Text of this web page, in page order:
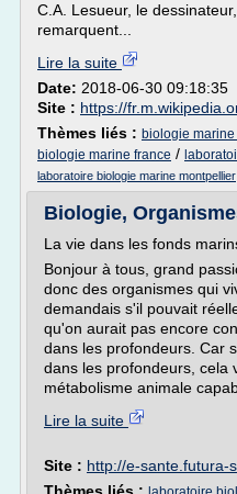
C.A. Lesueur, le
remarquent...
Lire la suite
Date: 2018-06-30 09:18:35
Site : https://
Thèmes liés : biologie
biologie marine france /
laboratoire biologie marine montpellier
Biologie,
La vie dans les fonds
Bonjour à tous, grand
donc des organismes qui
demandais s'il pouvait
qu'on aurait pas encore
dans les profondeurs. Car
dans les profondeurs, cela
métabolisme animale
Lire la suite
Site : http://e-sante.futura-